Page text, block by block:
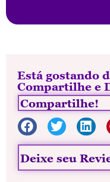
Está gostando
Compartilhe e
Compartilhe!
Deixe seu